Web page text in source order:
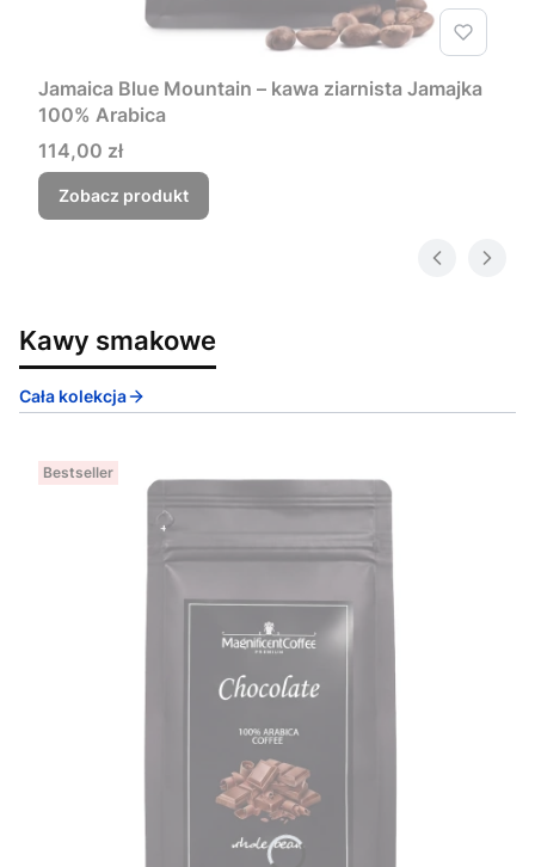
Jamaica Blue Mountain – kawa ziarnista Jamajka
100% Arabica
Cena
114,00 zł
Zobacz produkt
Kawy smakowe
Cała kolekcja
Bestseller